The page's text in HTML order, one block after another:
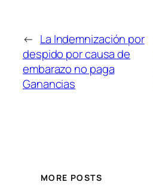
← La Indemnización por
despido por causa de
embarazo no paga
Ganancias
MORE POSTS